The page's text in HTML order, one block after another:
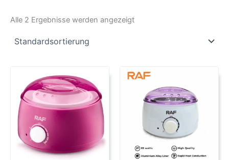
Alle 2 Ergebnisse werden angezeigt